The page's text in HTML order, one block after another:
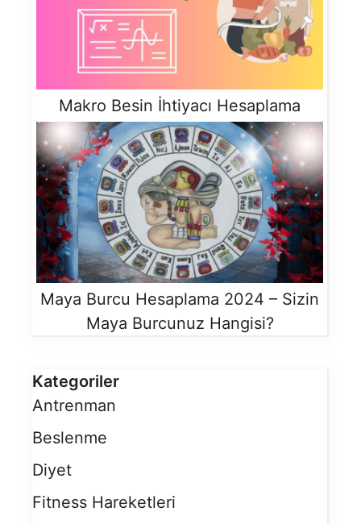
Makro Besin İhtiyacı Hesaplama
Maya Burcu Hesaplama 2024 – Sizin
Maya Burcunuz Hangisi?
Kategoriler
Antrenman
Beslenme
Diyet
Fitness Hareketleri